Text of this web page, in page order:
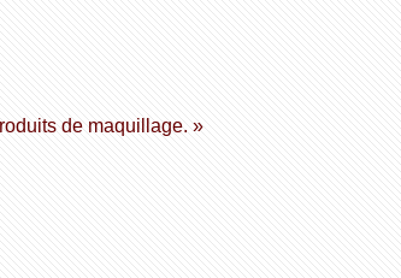
de maquillage. »